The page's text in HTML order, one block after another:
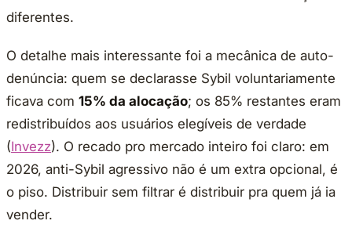
diferentes.
O detalhe mais interessante foi a mecânica de auto-
denúncia: quem se declarasse Sybil voluntariamente
ficava com 15% da alocação; os 85% restantes eram
redistribuídos aos usuários elegíveis de verdade
(Invezz). O recado pro mercado inteiro foi claro: em
2026, anti-Sybil agressivo não é um extra opcional, é
o piso. Distribuir sem filtrar é distribuir pra quem já ia
vender.